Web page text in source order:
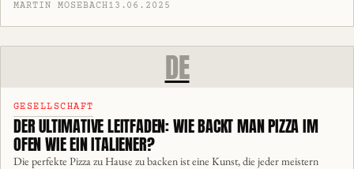
MARTIN MOSEBACH13.06.2025
DE
GESELLSCHAFT
DER ULTIMATIVE LEITFADEN: WIE BACKT MAN PIZZA IM
OFEN WIE EIN ITALIENER?
Die perfekte Pizza zu Hause zu backen ist eine Kunst, die jeder meistern